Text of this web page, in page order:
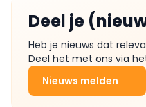
Deel je
Heb je nieuws dat
Deel het met ons via
Nieuws melden